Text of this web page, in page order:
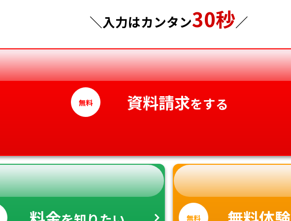
神奈川県
徳島県
愛媛県
＼入力はカンタン30秒／
無料 資料請求をする
無料